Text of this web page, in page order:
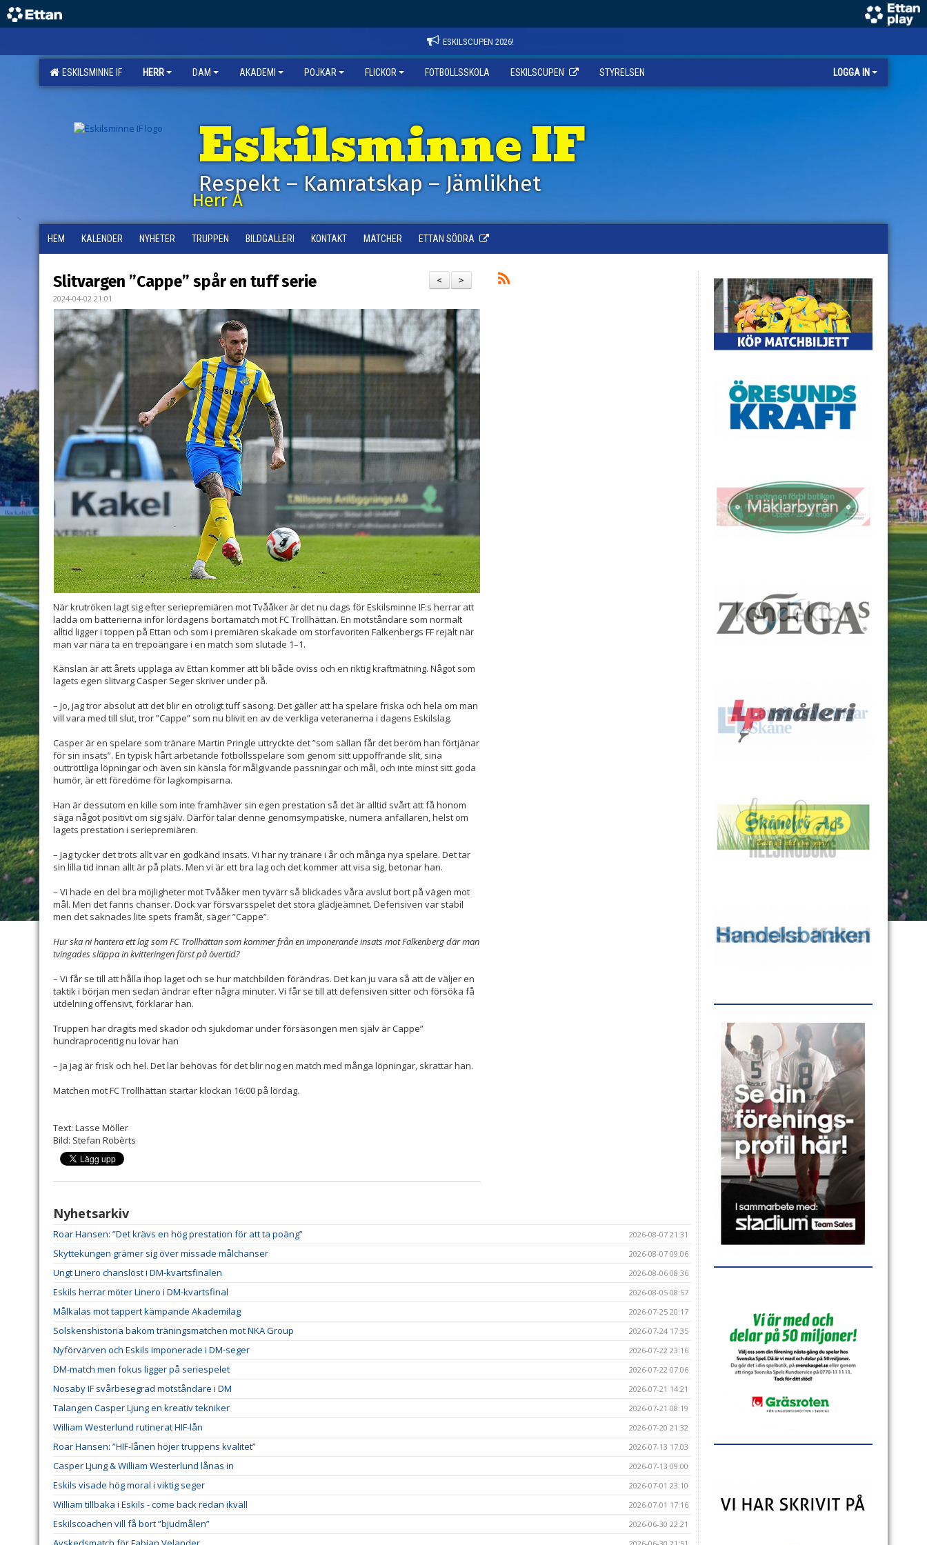
ESKILSCUPEN 2026!
ESKILSMINNE IF HERR DAM AKADEMI POJKAR FLICKOR FOTBOLLSSKOLA ESKILSCUPEN STYRELSEN LOGGA IN
Eskilsminne IF
Respekt – Kamratskap – Jämlikhet
Herr A
HEM KALENDER NYHETER TRUPPEN BILDGALLERI KONTAKT MATCHER ETTAN SÖDRA
>
<
Slitvargen ”Cappe” spår en tuff serie
2024-04-02 21:01
När krutröken lagt sig efter seriepremiären mot Tvååker är det nu dags för Eskilsminne IF:s herrar att
ladda om batterierna inför lördagens bortamatch mot FC Trollhättan. En motståndare som normalt
alltid ligger i toppen på Ettan och som i premiären skakade om storfavoriten Falkenbergs FF rejält när
man var nära ta en trepoängare i en match som slutade 1–1.
Känslan är att årets upplaga av Ettan kommer att bli både oviss och en riktig kraftmätning. Något som
lagets egen slitvarg Casper Seger skriver under på.
– Jo, jag tror absolut att det blir en otroligt tuff säsong. Det gäller att ha spelare friska och hela om man
vill vara med till slut, tror ”Cappe” som nu blivit en av de verkliga veteranerna i dagens Eskilslag.
Casper är en spelare som tränare Martin Pringle uttryckte det ”som sällan får det beröm han förtjänar
för sin insats”. En typisk hårt arbetande fotbollsspelare som genom sitt uppoffrande slit, sina
outtröttliga löpningar och även sin känsla för målgivande passningar och mål, och inte minst sitt goda
humör, är ett föredöme för lagkompisarna.
Han är dessutom en kille som inte framhäver sin egen prestation så det är alltid svårt att få honom
säga något positivt om sig själv. Därför talar denne genomsympatiske, numera anfallaren, helst om
lagets prestation i seriepremiären.
– Jag tycker det trots allt var en godkänd insats. Vi har ny tränare i år och många nya spelare. Det tar
sin lilla tid innan allt är på plats. Men vi är ett bra lag och det kommer att visa sig, betonar han.
– Vi hade en del bra möjligheter mot Tvååker men tyvärr så blickades våra avslut bort på vägen mot
mål. Men det fanns chanser. Dock var försvarsspelet det stora glädjeämnet. Defensiven var stabil
men det saknades lite spets framåt, säger ”Cappe”.
Hur ska ni hantera ett lag som FC Trollhättan som kommer från en imponerande insats mot Falkenberg där man
tvingades släppa in kvitteringen först på övertid?
– Vi får se till att hålla ihop laget och se hur matchbilden förändras. Det kan ju vara så att de väljer en
taktik i början men sedan ändrar efter några minuter. Vi får se till att defensiven sitter och försöka få
utdelning offensivt, förklarar han.
Truppen har dragits med skador och sjukdomar under försäsongen men själv är Cappe”
hundraprocentig nu lovar han
– Ja jag är frisk och hel. Det lär behövas för det blir nog en match med många löpningar, skrattar han.
Matchen mot FC Trollhättan startar klockan 16:00 på lördag.
Text: Lasse Möller
Bild: Stefan Robèrts
Nyhetsarkiv
Roar Hansen: ”Det krävs en hög prestation för att ta poäng” 2026-08-07 21:31
Skyttekungen grämer sig över missade målchanser 2026-08-07 09:06
Ungt Linero chanslöst i DM-kvartsfinalen 2026-08-06 08:36
Eskils herrar möter Linero i DM-kvartsfinal 2026-08-05 08:57
Målkalas mot tappert kämpande Akademilag 2026-07-25 20:17
Solskenshistoria bakom träningsmatchen mot NKA Group 2026-07-24 17:35
Nyförvärven och Eskils imponerade i DM-seger 2026-07-22 23:16
DM-match men fokus ligger på seriespelet 2026-07-22 07:06
Nosaby IF svårbesegrad motståndare i DM 2026-07-21 14:21
Talangen Casper Ljung en kreativ tekniker 2026-07-21 08:19
William Westerlund rutinerat HIF-lån 2026-07-20 21:32
Roar Hansen: ”HIF-lånen höjer truppens kvalitet” 2026-07-13 17:03
Casper Ljung & William Westerlund lånas in 2026-07-13 09:00
Eskils visade hög moral i viktig seger 2026-07-01 23:10
William tillbaka i Eskils - come back redan ikväll 2026-07-01 17:16
Eskilscoachen vill få bort ”bjudmålen” 2026-06-30 22:21